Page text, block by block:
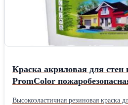
Краска акриловая для стен
PromColor
Высокоэластичная резиновая краска